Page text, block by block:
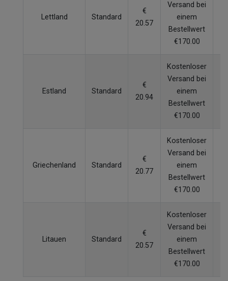
Lettland Standard
€
20.57
Versand bei
einem
Bestellwert
€170.00
Estland Standard
€
20.94
Kostenloser
Versand bei
einem
Bestellwert
€170.00
Griechenland Standard
€
20.77
Kostenloser
Versand bei
einem
Bestellwert
€170.00
Litauen Standard
€
20.57
Kostenloser
Versand bei
einem
Bestellwert
€170.00